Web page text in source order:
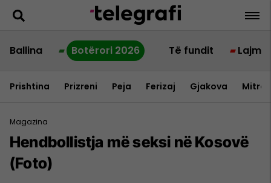
Ballina Botërori 2026 Të fundit Lajme
Prishtina Prizreni Peja Ferizaj Gjakova
Magazina
Hendbollistja më seksi në Kosovë
(Foto)